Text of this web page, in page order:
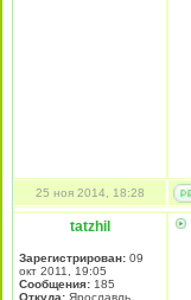
25 ноя 2014, 18:28
tatzhil
Зарегистрирован: 09
окт 2011, 19:05
Сообщения: 185
Откуда: Ярославль